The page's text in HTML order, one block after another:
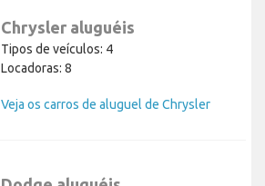
Chrysler aluguéis
Tipos de veículos: 4
Locadoras: 8
Veja os carros de aluguel de Chrysler